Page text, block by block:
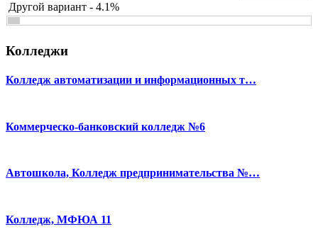
Другой вариант - 4.1%
Колледжи
Колледж автоматизации и информационных т…
Коммерческо-банковский колледж №6
Автошкола, Колледж предпринимательства №…
Колледж, МФЮА 11